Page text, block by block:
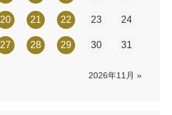
20 21 22 23 24
27 28 29 30 31
2026年11月 »